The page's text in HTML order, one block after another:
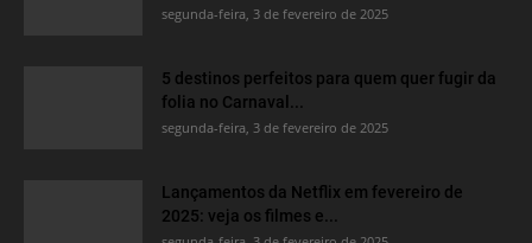
segunda-feira, 3 de fevereiro de 2025
5 destinos perfeitos para quem quer fugir da
folia no Carnaval...
segunda-feira, 3 de fevereiro de 2025
Lançamentos da Netflix em fevereiro de
2025: veja os filmes e...